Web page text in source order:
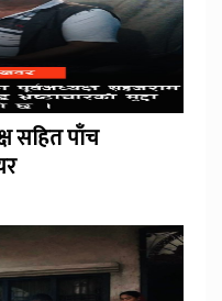
सहित पाँच